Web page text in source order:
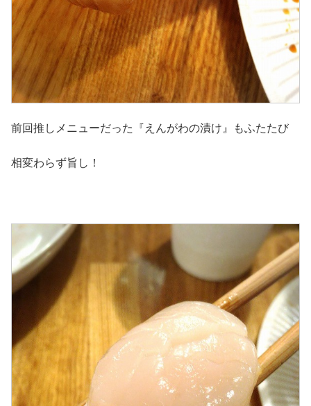
前回推しメニューだった『えんがわの漬け』もふたたび
相変わらず旨し！